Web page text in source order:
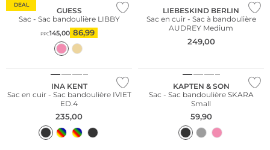
DEAL
GUESS
Sac - Sac bandoulière LIBBY
PPC145,00 86,99
LIEBESKIND BERLIN
Sac en cuir - Sac à bandoulière
AUDREY Medium
249,00
INA KENT
Sac en cuir - Sac bandoulière IVIET
ED.4
235,00
KAPTEN & SON
Sac - Sac bandoulière SKARA
Small
59,90